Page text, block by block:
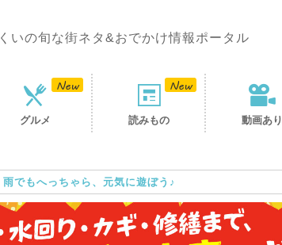
いの旬な街ネタ&おでかけ情報ポータル
グルメ 読みもの 動画あり
でもへっちゃら、元気に遊ぼう♪